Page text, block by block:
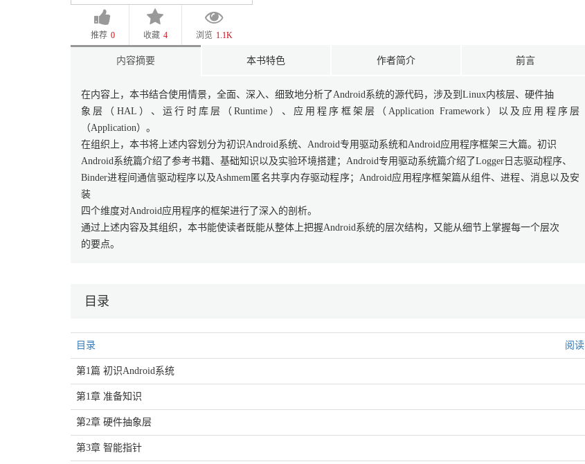
推荐 0 收藏 4 浏览 1.1K
内容摘要 本书特色 作者简介 前言
在内容上，本书结合使用情景，全面、深入、细致地分析了Android系统的源代码，涉及到Linux内核层、硬件抽
象层（HAL）、运行时库层（Runtime）、应用程序框架层（Application Framework）以及应用程序层
（Application）。
在组织上，本书将上述内容划分为初识Android系统、Android专用驱动系统和Android应用程序框架三大篇。初识
Android系统篇介绍了参考书籍、基础知识以及实验环境搭建；Android专用驱动系统篇介绍了Logger日志驱动程序、
Binder进程间通信驱动程序以及Ashmem匿名共享内存驱动程序；Android应用程序框架篇从组件、进程、消息以及安
装
四个维度对Android应用程序的框架进行了深入的剖析。
通过上述内容及其组织，本书能使读者既能从整体上把握Android系统的层次结构，又能从细节上掌握每一个层次
的要点。
目录
目录 阅读
第1篇 初识Android系统
第1章 准备知识
第2章 硬件抽象层
第3章 智能指针